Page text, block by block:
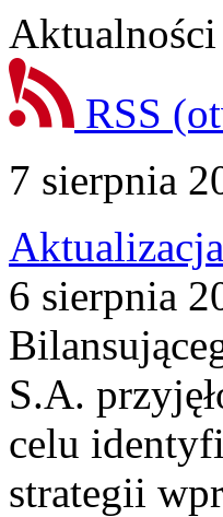
Aktualności
RSS
7 sierpnia
6 sierpnia
S.A.
celu
strategii